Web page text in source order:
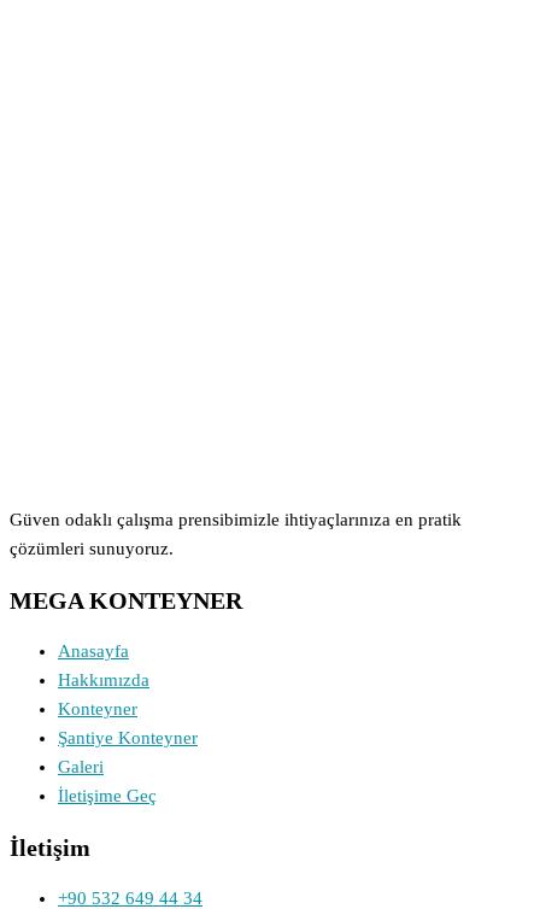
Güven odaklı çalışma prensibimizle ihtiyaçlarınıza en pratik
çözümleri sunuyoruz.
MEGA KONTEYNER
Anasayfa
Hakkımızda
Konteyner
Şantiye Konteyner
Galeri
İletişime Geç
İletişim
+90 532 649 44 34